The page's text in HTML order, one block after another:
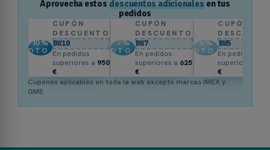
Aprovecha estos descuentos adicionales en tus
pedidos
10%
DTO.
CUPÓN
DESCUENTO
BW10
En pedidos
superiores a 950
€
7%
DTO.
CUPÓN
DESCUENTO
BW7
En pedidos
superiores a 625
€
5%
DTO.
CUPÓN
BW5
En pedidos
superiores a
€
Cupones aplicables en toda la web excepto marcas IMEX y
GME